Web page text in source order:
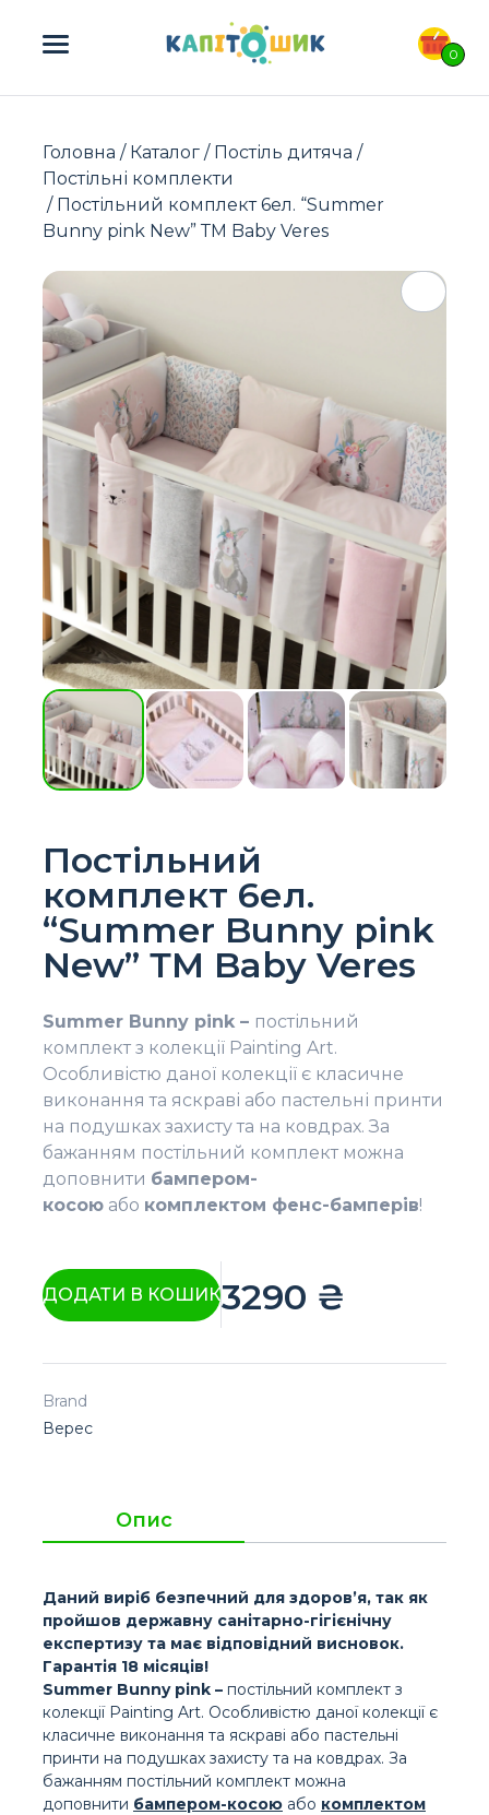
0
ПОШУК ТОВАРІВ:
Головна / Каталог / Постіль дитяча /
Постільні комплекти
/ Постільний комплект 6ел. “Summer
Bunny pink New” ТМ Baby Veres
Постільний
комплект 6ел.
“Summer Bunny pink
New” ТМ Baby Veres
Summer Bunny pink – постільний
комплект з колекції Painting Art.
Особливістю даної колекції є класичне
виконання та яскраві або пастельні принти
на подушках захисту та на ковдрах. За
бажанням постільний комплект можна
доповнити бампером-
косою або комплектом фенс-бамперів!
ДОДАТИ В КОШИК3290 ₴
Brand
Верес
Опис
Даний виріб безпечний для здоров’я, так як
пройшов державну санітарно-гігієнічну
експертизу та має відповідний висновок.
Гарантія 18 місяців!
Summer Bunny pink – постільний комплект з
колекції Painting Art. Особливістю даної колекції є
класичне виконання та яскраві або пастельні
принти на подушках захисту та на ковдрах. За
бажанням постільний комплект можна
доповнити бампером-косою або комплектом